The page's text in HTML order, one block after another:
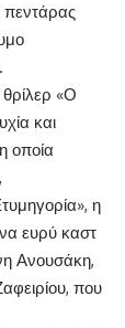
πεντάρας
«Ο
και
οποία
η
ευρύ καστ
Ανουσάκη,
που